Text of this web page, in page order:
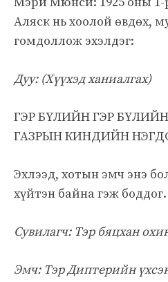
Аляск нь хоолой өвдөх,
гомдоллож эхэлдэг:
Дуу: (Хүүхэд ханиалгах)
ГЭР БҮЛИЙН ГЭР
ГАЗРЫН КИНДИЙН
Эхлээд, хотын эмч энэ
хүйтэн байна гэж боддог.
Сувилагч: Тэр бяцхан
Эмч: Тэр Диптерийн